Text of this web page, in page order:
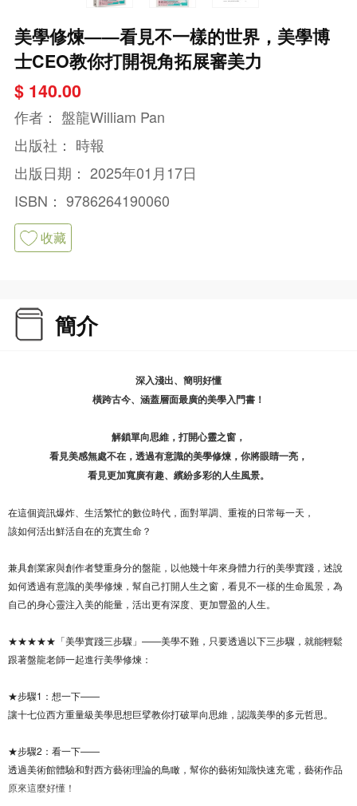
美學修煉——看見不一樣的世界，美學博
士CEO教你打開視角拓展審美力
$ 140.00
作者： 盤龍William Pan
出版社： 時報
出版日期： 2025年01月17日
ISBN： 9786264190060
收藏
簡介
深入淺出、簡明好懂
橫跨古今、涵蓋層面最廣的美學入門書！
解鎖單向思維，打開心靈之窗，
看見美感無處不在，透過有意識的美學修煉，你將眼睛一亮，
看見更加寬廣有趣、繽紛多彩的人生風景。
在這個資訊爆炸、生活繁忙的數位時代，面對單調、重複的日常毎一天，
該如何活出鮮活自在的充實生命？
兼具創業家與創作者雙重身分的盤龍，以他幾十年來身體力行的美學實踐，述說
如何透過有意識的美學修煉，幫自己打開人生之窗，看見不一樣的生命風景，為
自己的身心靈注入美的能量，活出更有深度、更加豐盈的人生。
★★★★★「美學實踐三步驟」——美學不難，只要透過以下三步驟，就能輕鬆
跟著盤龍老師一起進行美學修煉：
★步驟1：想一下——
讓十七位西方重量級美學思想巨擘教你打破單向思維，認識美學的多元哲思。
★步驟2：看一下——
透過美術館體驗和對西方藝術理論的鳥瞰，幫你的藝術知識快速充電，藝術作品
原來這麼好懂！